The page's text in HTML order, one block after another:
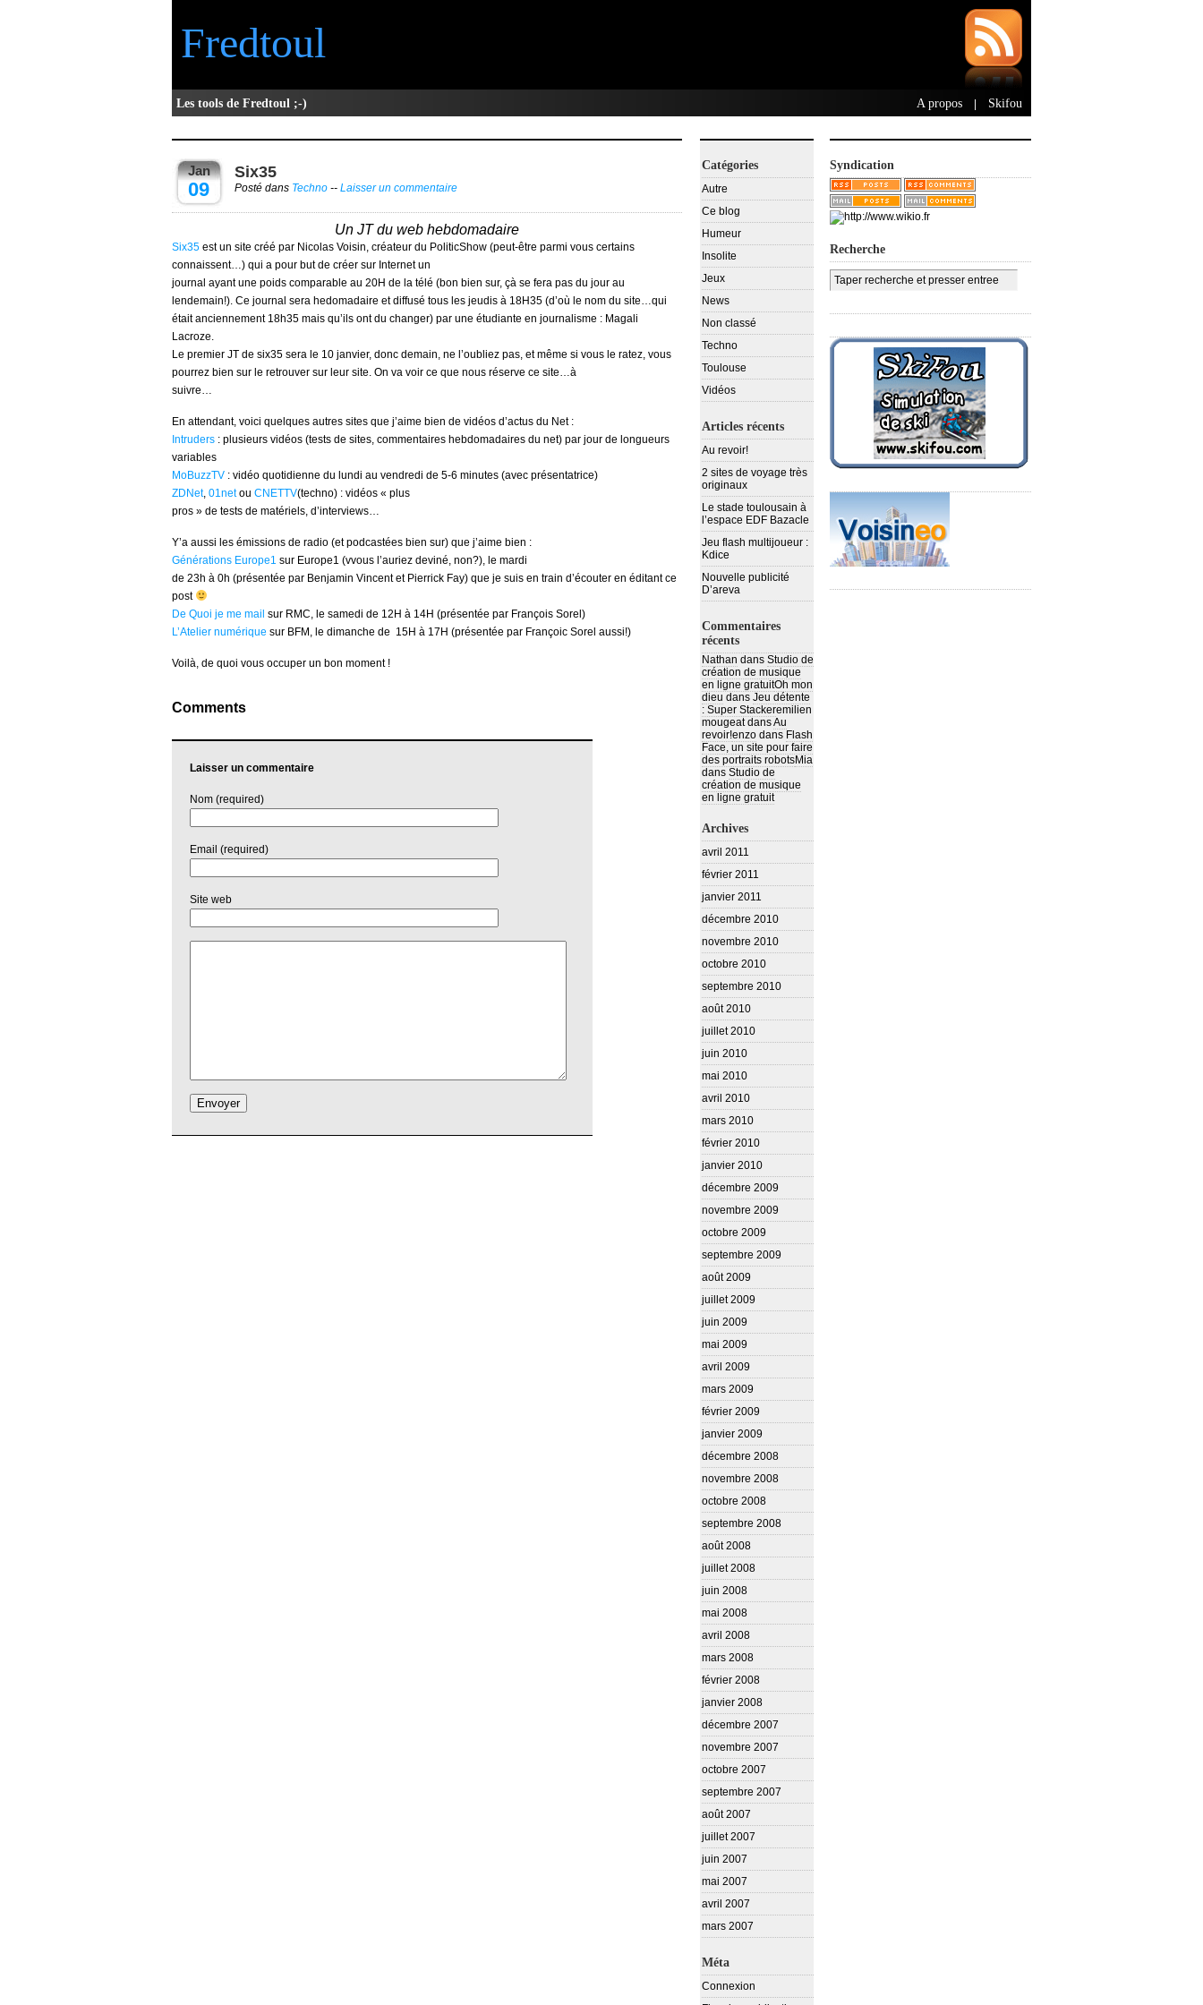
Fredtoul
Les tools de Fredtoul ;-) A propos Skifou
Jan
09
Six35
Posté dans Techno -- Laisser un commentaire
Un JT du web hebdomadaire
Six35 est un site créé par Nicolas Voisin, créateur du PoliticShow (peut-être parmi vous certains
connaissent…) qui a pour but de créer sur Internet un
journal ayant une poids comparable au 20H de la télé (bon bien sur, çà se fera pas du jour au
lendemain!). Ce journal sera hedomadaire et diffusé tous les jeudis à 18H35 (d’où le nom du site…qui
était anciennement 18h35 mais qu’ils ont du changer) par une étudiante en journalisme : Magali
Lacroze.
Le premier JT de six35 sera le 10 janvier, donc demain, ne l’oubliez pas, et même si vous le ratez, vous
pourrez bien sur le retrouver sur leur site. On va voir ce que nous réserve ce site…à
suivre…
En attendant, voici quelques autres sites que j’aime bien de vidéos d’actus du Net :
Intruders : plusieurs vidéos (tests de sites, commentaires hebdomadaires du net) par jour de longueurs
variables
MoBuzzTV : vidéo quotidienne du lundi au vendredi de 5-6 minutes (avec présentatrice)
ZDNet, 01netou CNETTV(techno) : vidéos « plus
pros » de tests de matériels, d’interviews…
Y’a aussi les émissions de radio (et podcastées bien sur) que j’aime bien :
Générations Europe1 sur Europe1 (vvous l’auriez deviné, non?), le mardi
de 23h à 0h (présentée par Benjamin Vincent et Pierrick Fay) que je suis en train d’écouter en éditant ce
post
De Quoi je me mail sur RMC, le samedi de 12H à 14H (présentée par François Sorel)
L’Atelier numérique sur BFM, le dimanche de 15H à 17H (présentée par Françoic Sorel aussi!)
Voilà, de quoi vous occuper un bon moment !
Comments
Laisser un commentaire
Nom (required)
Email (required)
Site web
Catégories
Autre
Ce blog
Humeur
Insolite
Jeux
News
Non classé
Techno
Toulouse
Vidéos
Articles récents
Au revoir!
2 sites de voyage très
originaux
Le stade toulousain à
l’espace EDF Bazacle
Jeu flash multijoueur :
Kdice
Nouvelle publicité
D’areva
Commentaires
récents
Nathan dans Studio de
création de musique
en ligne gratuitOh mon
dieu dans Jeu détente
: Super Stackeremilien
mougeatdansAu
revoir!enzo dans Flash
Face, un site pour faire
des portraits robotsMia
dans Studio de
création de musique
en ligne gratuit
Archives
avril 2011
février 2011
janvier 2011
décembre 2010
novembre 2010
octobre 2010
septembre 2010
août 2010
juillet 2010
juin 2010
mai 2010
avril 2010
mars 2010
février 2010
janvier 2010
décembre 2009
novembre 2009
octobre 2009
septembre 2009
août 2009
juillet 2009
juin 2009
mai 2009
avril 2009
mars 2009
février 2009
janvier 2009
décembre 2008
novembre 2008
octobre 2008
septembre 2008
août 2008
juillet 2008
juin 2008
mai 2008
avril 2008
mars 2008
février 2008
janvier 2008
décembre 2007
novembre 2007
octobre 2007
septembre 2007
août 2007
juillet 2007
juin 2007
mai 2007
avril 2007
mars 2007
Méta
Connexion
Syndication
Recherche